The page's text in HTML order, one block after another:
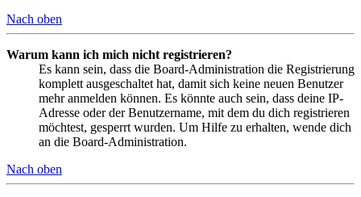
Nach oben
Warum kann ich mich nicht registrieren?
Es kann sein, dass die Board-Administration die Registrierung
komplett ausgeschaltet hat, damit sich keine neuen Benutzer
mehr anmelden können. Es könnte auch sein, dass deine IP-
Adresse oder der Benutzername, mit dem du dich registrieren
möchtest, gesperrt wurden. Um Hilfe zu erhalten, wende dich
an die Board-Administration.
Nach oben